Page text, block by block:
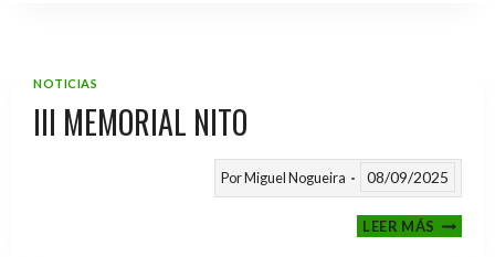
NOTICIAS
III MEMORIAL NITO
PorMiguel Nogueira 08/09/2025
LEER MÁSIII